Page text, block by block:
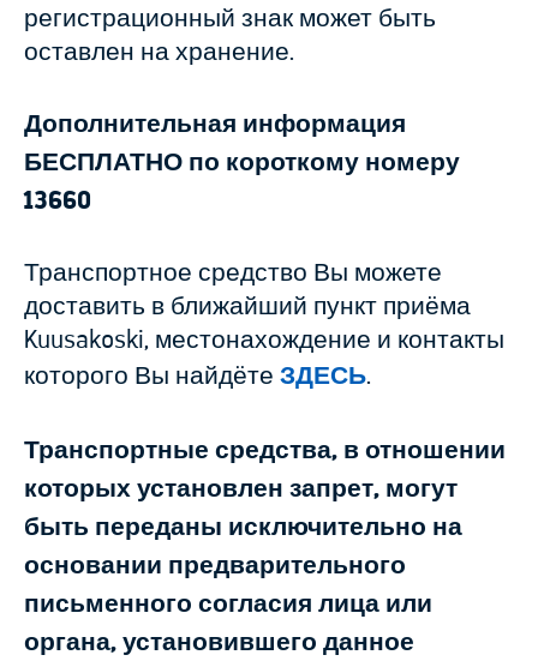
регистрационный знак может быть
оставлен на хранение.
Дополнительная информация
БЕСПЛАТНО по короткому номеру
13660
Транспортное средство Вы можете
доставить в ближайший пункт приёма
Kuusakoski, местонахождение и контакты
которого Вы найдёте ЗДЕСЬ.
Транспортные средства, в отношении
которых установлен запрет, могут
быть переданы исключительно на
основании предварительного
письменного согласия лица или
органа, установившего данное